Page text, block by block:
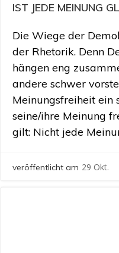
IST JEDE MEINUNG
Die Wiege der
der Rhetorik. Denn
hängen eng
andere schwer
Meinungsfreiheit ein
seine/ihre Meinung
gilt: Nicht jede
veröffentlicht am 29 Okt.